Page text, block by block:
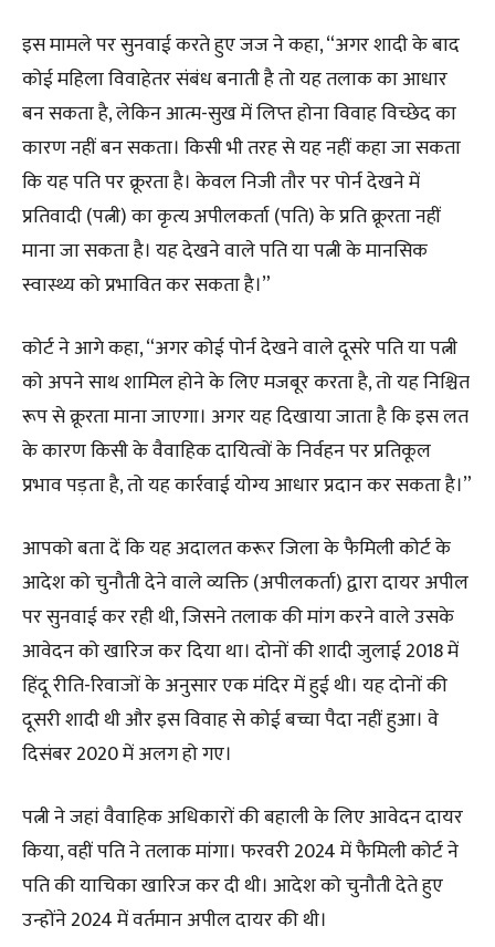
इस मामले पर सुनवाई करते हुए जज ने कहा, “अगर शादी के बाद
कोई महिला विवाहेतर संबंध बनाती है तो यह तलाक का आधार
बन सकता है, लेकिन आत्म-सुख में लिप्त होना विवाह विच्छेद का
कारण नहीं बन सकता। किसी भी तरह से यह नहीं कहा जा सकता
कि यह पति पर क्रूरता है। केवल निजी तौर पर पोर्न देखने में
प्रतिवादी (पत्नी) का कृत्य अपीलकर्ता (पति) के प्रति क्रूरता नहीं
माना जा सकता है। यह देखने वाले पति या पत्नी के मानसिक
स्वास्थ्य को प्रभावित कर सकता है।”
कोर्ट ने आगे कहा, “अगर कोई पोर्न देखने वाले दूसरे पति या पत्नी
को अपने साथ शामिल होने के लिए मजबूर करता है, तो यह निश्चित
रूप से क्रूरता माना जाएगा। अगर यह दिखाया जाता है कि इस लत
के कारण किसी के वैवाहिक दायित्वों के निर्वहन पर प्रतिकूल
प्रभाव पड़ता है, तो यह कार्रवाई योग्य आधार प्रदान कर सकता है।”
आपको बता दें कि यह अदालत करूर जिला के फैमिली कोर्ट के
आदेश को चुनौती देने वाले व्यक्ति (अपीलकर्ता) द्वारा दायर अपील
पर सुनवाई कर रही थी, जिसने तलाक की मांग करने वाले उसके
आवेदन को खारिज कर दिया था। दोनों की शादी जुलाई 2018 में
हिंदू रीति-रिवाजों के अनुसार एक मंदिर में हुई थी। यह दोनों की
दूसरी शादी थी और इस विवाह से कोई बच्चा पैदा नहीं हुआ। वे
दिसंबर 2020 में अलग हो गए।
पत्नी ने जहां वैवाहिक अधिकारों की बहाली के लिए आवेदन दायर
किया, वहीं पति ने तलाक मांगा। फरवरी 2024 में फैमिली कोर्ट ने
पति की याचिका खारिज कर दी थी। आदेश को चुनौती देते हुए
उन्होंने 2024 में वर्तमान अपील दायर की थी।